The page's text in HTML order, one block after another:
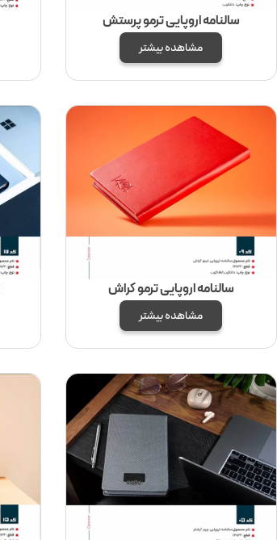
سالنامه اروپایی ترمو پرستش
مشاهده بیشتر
سالنامه اروپایی ترمو کراش
مشاهده بیشتر